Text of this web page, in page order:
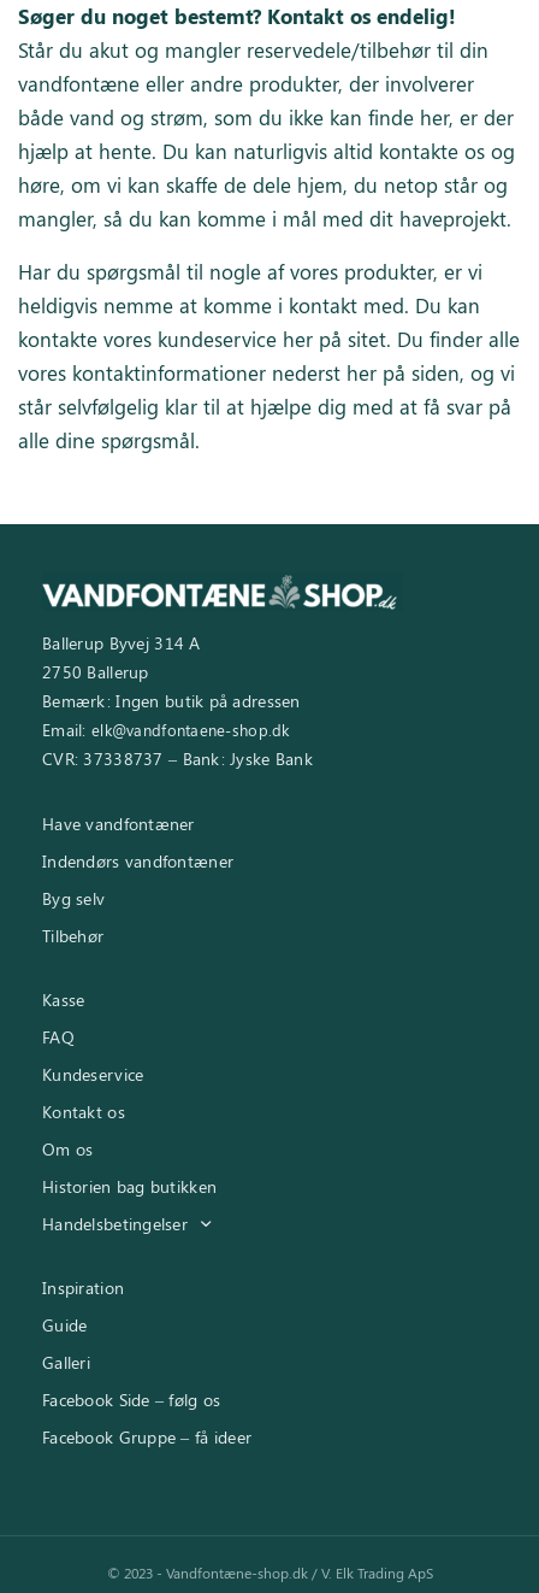
Søger du noget bestemt? Kontakt os endelig!
Står du akut og mangler reservedele/tilbehør til din
vandfontæne eller andre produkter, der involverer
både vand og strøm, som du ikke kan finde her, er der
hjælp at hente. Du kan naturligvis altid kontakte os og
høre, om vi kan skaffe de dele hjem, du netop står og
mangler, så du kan komme i mål med dit haveprojekt.
Har du spørgsmål til nogle af vores produkter, er vi
heldigvis nemme at komme i kontakt med. Du kan
kontakte vores kundeservice her på sitet. Du finder alle
vores kontaktinformationer nederst her på siden, og vi
står selvfølgelig klar til at hjælpe dig med at få svar på
alle dine spørgsmål.
Ballerup Byvej 314 A
2750 Ballerup
Bemærk: Ingen butik på adressen
Email: elk@vandfontaene-shop.dk
CVR: 37338737 – Bank: Jyske Bank
Have vandfontæner
Indendørs vandfontæner
Byg selv
Tilbehør
Kasse
FAQ
Kundeservice
Kontakt os
Om os
Historien bag butikken
Handelsbetingelser
Inspiration
Guide
Galleri
Facebook Side – følg os
Facebook Gruppe – få ideer
© 2023 - Vandfontæne-shop.dk / V. Elk Trading ApS